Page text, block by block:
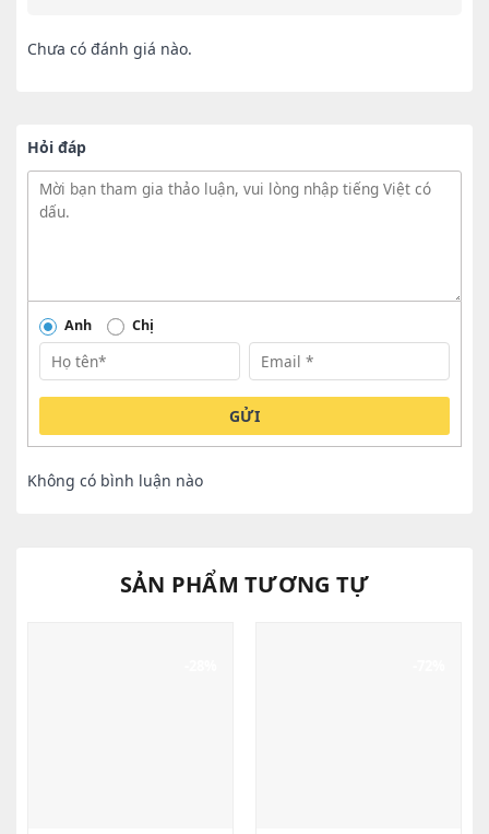
Chưa có đánh giá nào.
Hỏi đáp
Anh Chị
GỬI
Không có bình luận nào
SẢN PHẨM TƯƠNG TỰ